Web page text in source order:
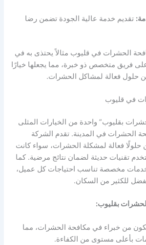
تقديم خدمة عالية الجودة تضمن رضا
الحشرات في قليوب مثالاً يحتذى به في
فريق متخصص ذو خبرة، مما يجعلها خيارًا
حلول فعالة لمشاكل الحشرات.
بقليوب” واحدة من الخيارات المثلى
الحشرات في المدينة. تقدم الشركة
فعالة لمشكلة الحشرات، سواء كانت
تقنيات حديثة لضمان نتائج مرضية. كما
خدمات مخصصة تناسب احتياجات كل عميل،
للكثير من السكان.
بقليوب:
من خبراء في مكافحة الحشرات، مما
بأعلى مستوى من الكفاءة.